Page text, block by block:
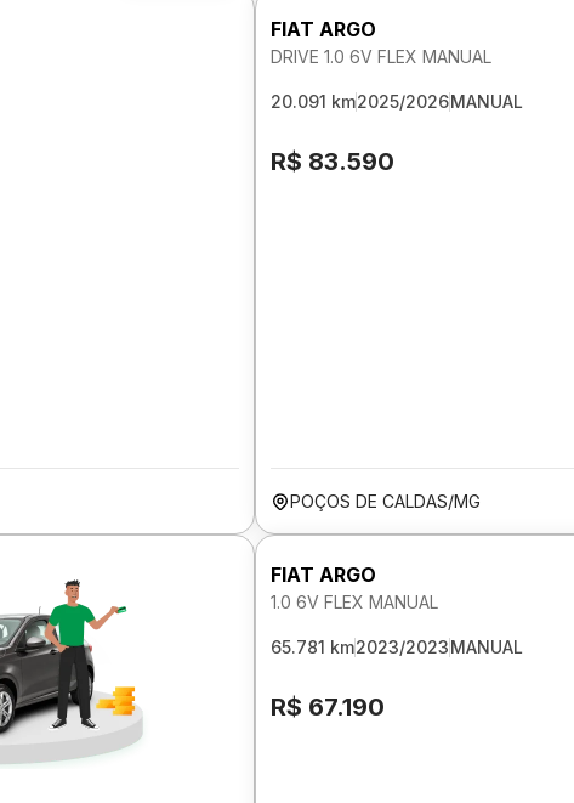
FIAT ARGO
DRIVE 1.0 6V FLEX MANUAL
20.091 km2025/2026MANUAL
R$ 83.590
POÇOS DE CALDAS/MG
FIAT ARGO
1.0 6V FLEX MANUAL
65.781 km2023/2023MANUAL
R$ 67.190